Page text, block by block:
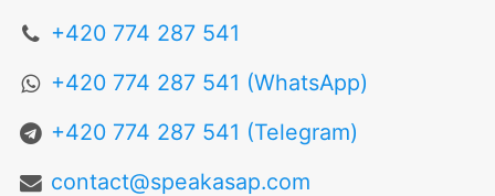
+420 774 287 541
+420 774 287 541 (WhatsApp)
+420 774 287 541 (Telegram)
contact@speakasap.com